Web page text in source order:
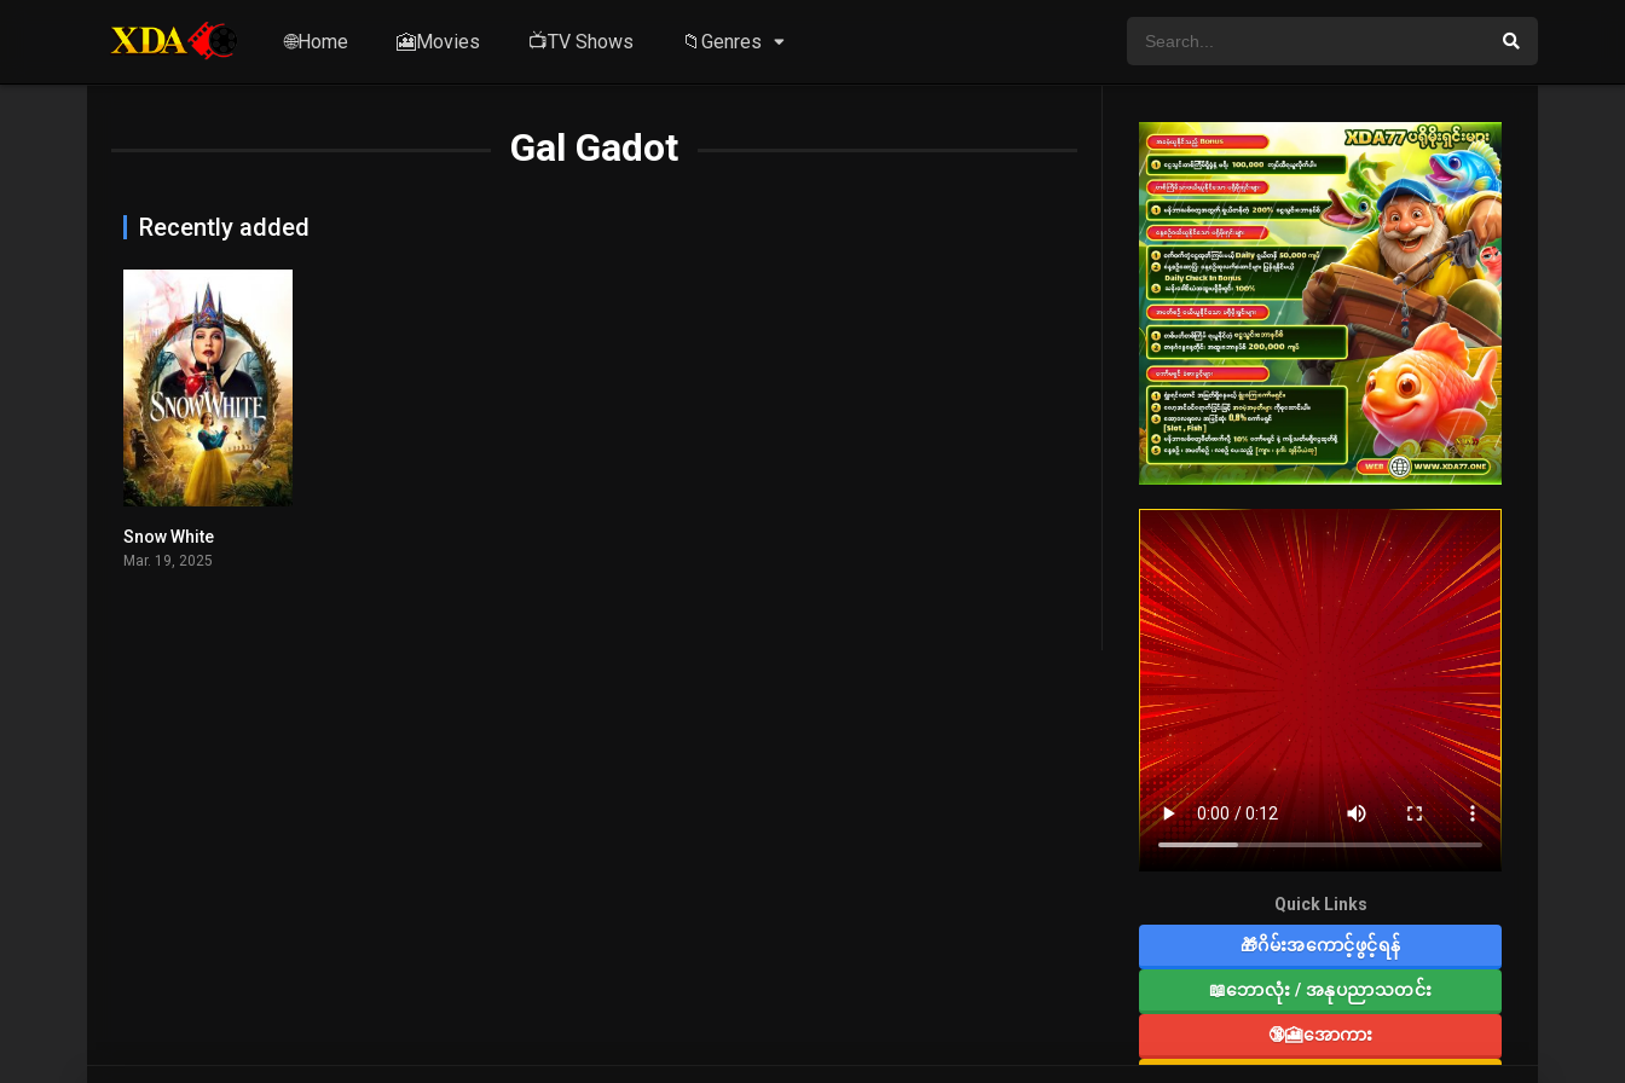
🌐Home 🎦Movies 📺TV Shows 📁Genres
Gal Gadot
Recently added
Snow White
Mar. 19, 2025
Quick Links
🎁ဂိမ်းအကောင့်ဖွင့်ရန်
📖ဘောလုံး / အနုပညာသတင်း
🔞🎦အောကား